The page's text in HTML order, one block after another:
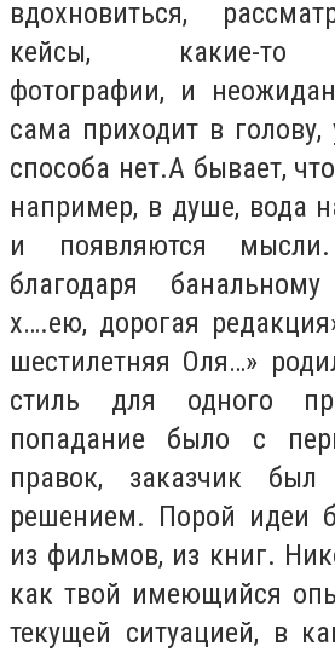
вдохновиться,
кейсы, какие-то
фотографии, и
сама приходит в голову,
способа нет.А бывает,
например, в душе, вода
и появляются
благодаря
х….ею, дорогая
шестилетняя Оля…»
стиль для одного
попадание было с
правок, заказчик
решением. Порой идеи
из фильмов, из книг.
как твой имеющийся
текущей ситуацией, в